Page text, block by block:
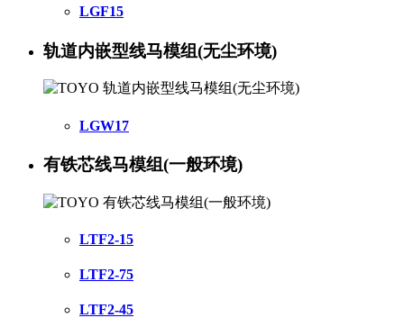
LGF15
轨道内嵌型线马模组(无尘环境)
LGW17
有铁芯线马模组(一般环境)
LTF2-15
LTF2-75
LTF2-45